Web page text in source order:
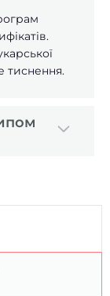
тиснення.